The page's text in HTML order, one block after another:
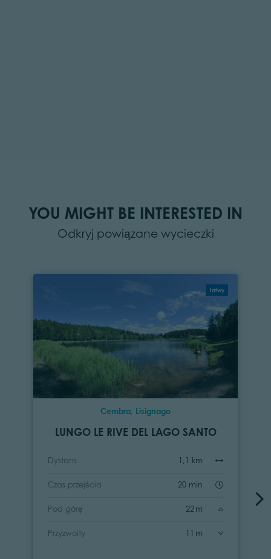
YOU MIGHT BE INTERESTED IN
Odkryj powiązane wycieczki
łatwy
Cembra, Lisignago
LUNGO LE RIVE DEL LAGO SANTO
Dystans 1,1 km
Czas przejścia 20 min
Pod górę 22 m
Przyzwoity 11 m